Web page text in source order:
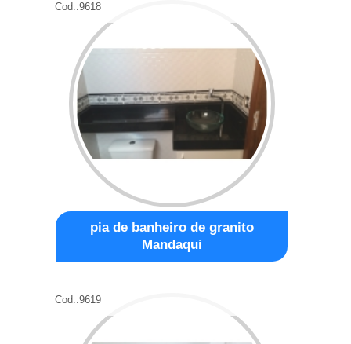
Cod.:9618
pia de banheiro de granito
Mandaqui
Cod.:9619